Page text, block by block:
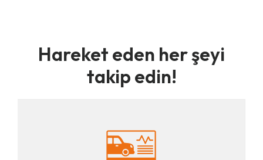
Hareket eden her şeyi
takip edin!